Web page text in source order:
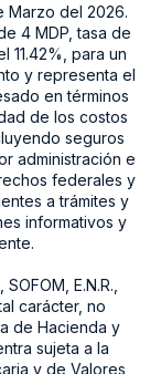
Marzo del 2026.
4 MDP, tasa de
11.42%, para un
y representa el
en términos
de los costos
seguros
administración e
federales y
a trámites y
informativos y
E.N.R.,
carácter, no
de Hacienda y
sujeta a la
y de Valores,